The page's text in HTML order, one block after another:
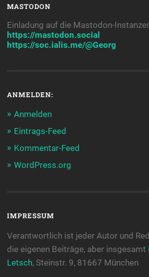
MASTODON
Einladung auf die Mastodon-
https://mastodon.social
https://soc.ialis.me/@Georg
ANMELDEN:
Anmelden
Eintrags-Feed
Kommentar-Feed
WordPress.org
IMPRESSUM
Verantwortlich ist jeder Autor und
die eigenen Beiträge, aber insgesamt
Letsch, Steinstr. 9, 81667 München